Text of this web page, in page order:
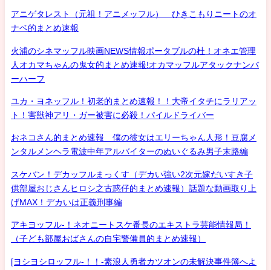
アニゲタレスト（元祖！アニメッフル） ひきこもりニートのオ
ナベ的まとめ速報
火浦のシネマッフル映画NEWS情報ポータブルの杜！オネエ管理
人オカマちゃんの鬼女的まとめ速報!オカマッフルアタックナンバ
ーハーフ
ユカ・ヨネッフル！初老的まとめ速報！！大帝イタチにラリアッ
ト！害獣神アリ・ガー被害に必殺！パイルドライバー
おネコさん的まとめ速報 僕の彼女はエリーちゃん人形！豆腐メ
ンタルメンヘラ電波中年アルバイターのぬいぐるみ男子末路編
スケバン！デカッフルまっくす（デカい強い2次元嫁だいすき子
供部屋おじさんヒロシ之古惑仔的まとめ速報）話題な動画取り上
げMAX！デカいは正義刑事編
アキヨッフル-！ネオニートスケ番長のエキストラ芸能情報局！
（子ども部屋おばさんの自宅警備員的まとめ速報）
[ヨシヨシロッフル-！！-素浪人勇者カツオンの未解決事件簿へよ